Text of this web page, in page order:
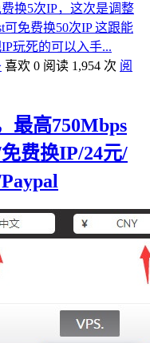
换5次IP，这次是调整
可免费换50次IP 这跟能
玩死的可以入手...
喜欢 0 阅读 1,954 次 阅
最高750Mbps
费换IP/24元/